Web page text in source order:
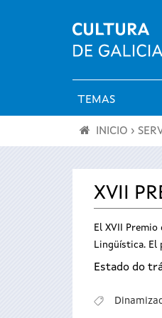
Menú
principal
TEMAS
encuentra
usted
aquí
INICIO ›
XVII
El XVII
Lingüística. El
Estado do